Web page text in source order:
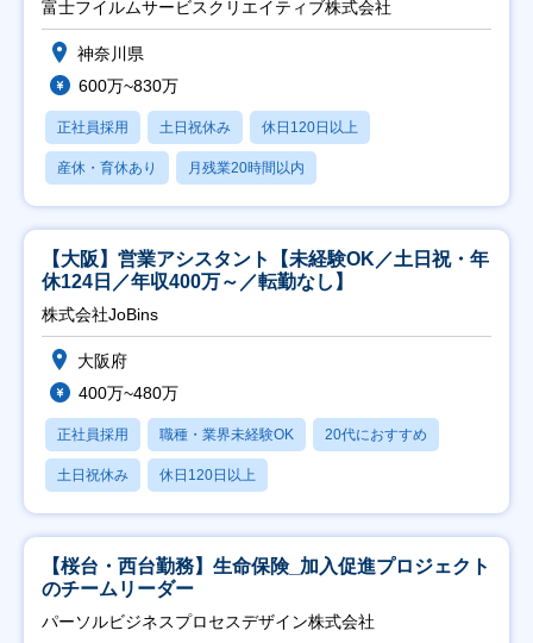
富士フイルムサービスクリエイティブ株式会社
神奈川県
600万~830万
正社員採用 土日祝休み 休日120日以上
産休・育休あり 月残業20時間以内
【大阪】営業アシスタント【未経験OK／土日祝・年
休124日／年収400万～／転勤なし】
株式会社JoBins
大阪府
400万~480万
正社員採用 職種・業界未経験OK 20代におすすめ
土日祝休み 休日120日以上
【桜台・西台勤務】生命保険_加入促進プロジェクト
のチームリーダー
パーソルビジネスプロセスデザイン株式会社